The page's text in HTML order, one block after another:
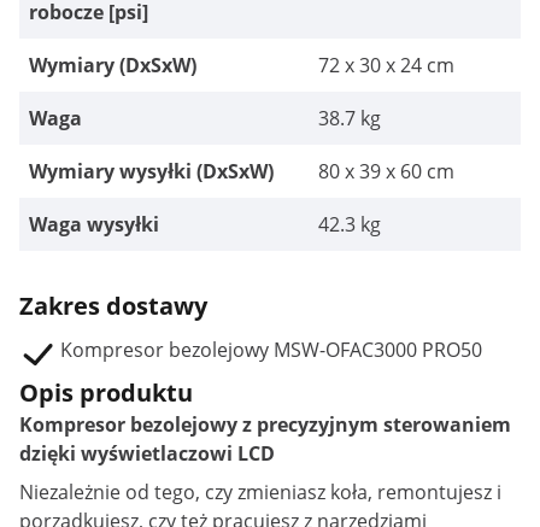
robocze [psi]
Wymiary (DxSxW)
72 x 30 x 24 cm
Waga
38.7 kg
Wymiary wysyłki (DxSxW)
80 x 39 x 60 cm
Waga wysyłki
42.3 kg
Zakres dostawy
Kompresor bezolejowy MSW-OFAC3000 PRO50
Opis produktu
Kompresor bezolejowy z precyzyjnym sterowaniem
dzięki wyświetlaczowi LCD
Niezależnie od tego, czy zmieniasz koła, remontujesz i
porządkujesz, czy też pracujesz z narzędziami